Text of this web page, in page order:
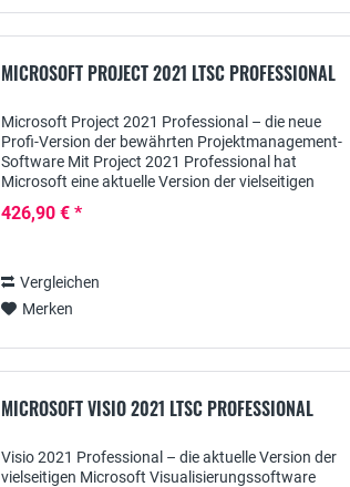
MICROSOFT PROJECT 2021 LTSC PROFESSIONAL
Microsoft Project 2021 Professional – die neue
Profi-Version der bewährten Projektmanagement-
Software Mit Project 2021 Professional hat
Microsoft eine aktuelle Version der vielseitigen
426,90 € *
Vergleichen
Merken
MICROSOFT VISIO 2021 LTSC PROFESSIONAL
Visio 2021 Professional – die aktuelle Version der
vielseitigen Microsoft Visualisierungssoftware